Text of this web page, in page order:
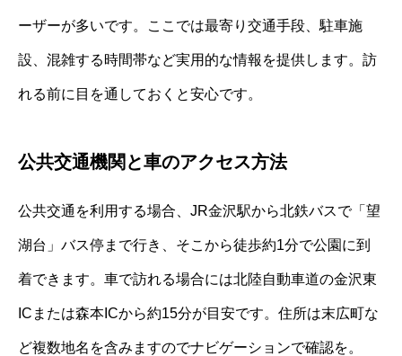
ーザーが多いです。ここでは最寄り交通手段、駐車施
設、混雑する時間帯など実用的な情報を提供します。訪
れる前に目を通しておくと安心です。
公共交通機関と車のアクセス方法
公共交通を利用する場合、JR金沢駅から北鉄バスで「望
湖台」バス停まで行き、そこから徒歩約1分で公園に到
着できます。車で訪れる場合には北陸自動車道の金沢東
ICまたは森本ICから約15分が目安です。住所は末広町な
ど複数地名を含みますのでナビゲーションで確認を。